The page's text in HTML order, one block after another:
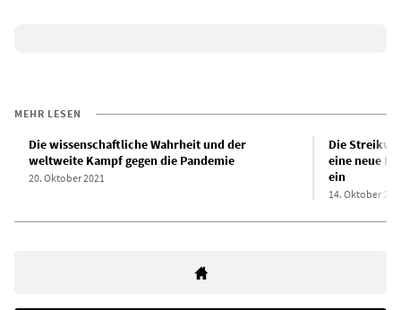
MEHR LESEN
Die wissenschaftliche Wahrheit und der
weltweite Kampf gegen die Pandemie
20. Oktober 2021
Die
eine neue
ein
14. Oktober